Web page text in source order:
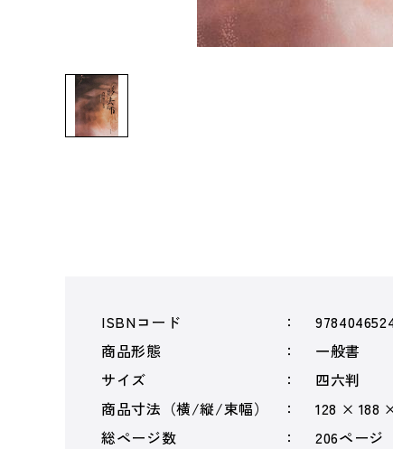
ISBNコード
商品形態
一般書
サイズ
四六判
商品寸法（横/縦/束幅）
128 × 188
総ページ数
206ページ